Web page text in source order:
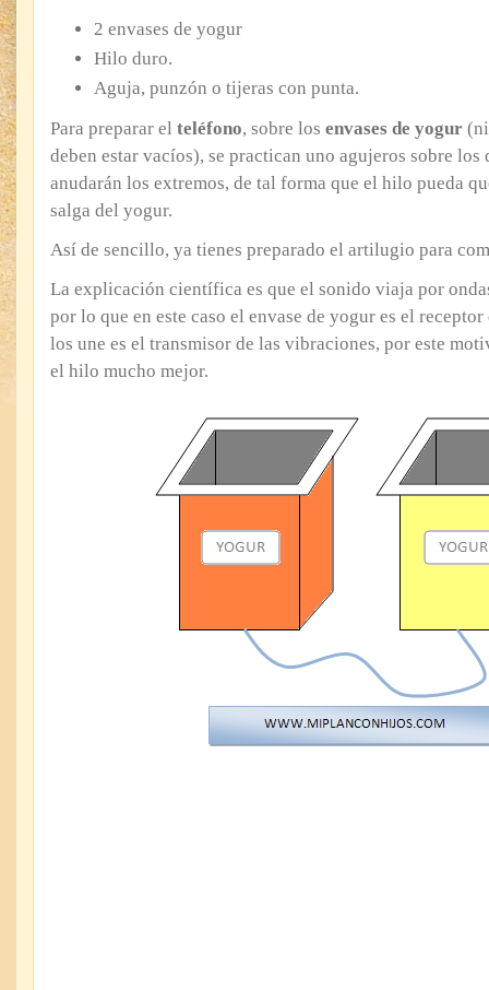
2 envases de yogur
Hilo duro.
Aguja, punzón o tijeras con punta.
Para preparar el teléfono, sobre los envases de yogur
deben estar vacíos), se practican uno agujeros sobre los
anudarán los extremos, de tal forma que el hilo pueda
salga del yogur.
Así de sencillo, ya tienes preparado el artilugio para
La explicación científica es que el sonido viaja por
por lo que en este caso el envase de yogur es el
los une es el transmisor de las vibraciones, por este
el hilo mucho mejor.